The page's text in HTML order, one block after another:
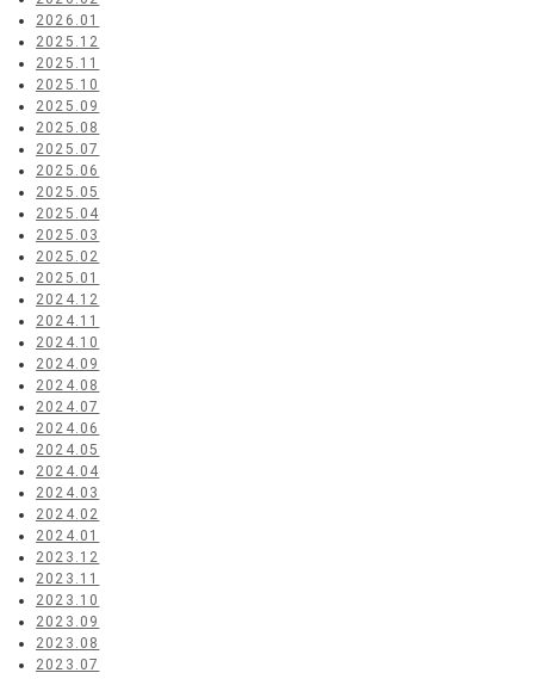
2026.01
2025.12
2025.11
2025.10
2025.09
2025.08
2025.07
2025.06
2025.05
2025.04
2025.03
2025.02
2025.01
2024.12
2024.11
2024.10
2024.09
2024.08
2024.07
2024.06
2024.05
2024.04
2024.03
2024.02
2024.01
2023.12
2023.11
2023.10
2023.09
2023.08
2023.07